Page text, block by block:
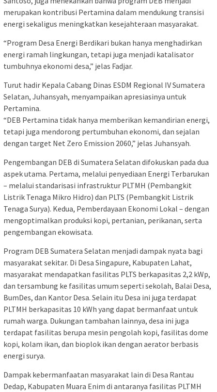
merupakan kontribusi Pertamina dalam mendukung transisi
energi sekaligus meningkatkan kesejahteraan masyarakat.
“Program Desa Energi Berdikari bukan hanya menghadirkan
energi ramah lingkungan, tetapi juga menjadi katalisator
tumbuhnya ekonomi desa,” jelas Fadjar.
Turut hadir Kepala Cabang Dinas ESDM Regional IV Sumatera
Selatan, Juhansyah, menyampaikan apresiasinya untuk
Pertamina.
“DEB Pertamina tidak hanya memberikan kemandirian energi,
tetapi juga mendorong pertumbuhan ekonomi, dan sejalan
dengan target Net Zero Emission 2060,” jelas Juhansyah.
Pengembangan DEB di Sumatera Selatan difokuskan pada dua
aspek utama. Pertama, melalui penyediaan Energi Terbarukan
– melalui standarisasi infrastruktur PLTMH (Pembangkit
Listrik Tenaga Mikro Hidro) dan PLTS (Pembangkit Listrik
Tenaga Surya). Kedua, Pemberdayaan Ekonomi Lokal – dengan
mengoptimalkan produksi kopi, pertanian, perikanan, serta
pengembangan ekowisata.
Program DEB Sumatera Selatan menjadi dampak nyata bagi
masyarakat sekitar. Di Desa Singapure, Kabupaten Lahat,
masyarakat mendapatkan fasilitas PLTS berkapasitas 2,2 kWp,
dan tersambung ke fasilitas umum seperti sekolah, Balai Desa,
BumDes, dan Kantor Desa. Selain itu Desa ini juga terdapat
PLTMH berkapasitas 10 kWh yang dapat bermanfaat untuk
rumah warga. Dukungan tambahan lainnya, desa ini juga
terdapat fasilitas berupa mesin pengolah kopi, fasilitas dome
kopi, kolam ikan, dan bioplok ikan dengan aerator berbasis
energi surya.
Dampak kebermanfaatan masyarakat lain di Desa Rantau
Dedap, Kabupaten Muara Enim di antaranya fasilitas PLTMH